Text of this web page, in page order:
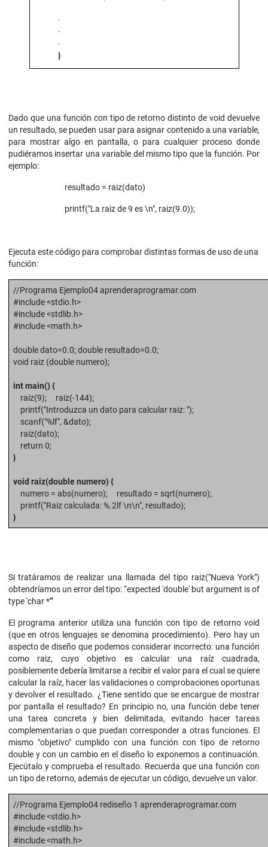
·
·
·
}
Dado que una función con tipo de retorno distinto de void devuelve
un resultado, se pueden usar para asignar contenido a una variable,
para mostrar algo en pantalla, o para cualquier proceso donde
pudiéramos insertar una variable del mismo tipo que la función. Por
ejemplo:
resultado = raiz(dato)
printf("La raiz de 9 es \n", raiz(9.0));
Ejecuta este código para comprobar distintas formas de uso de una
función:
//Programa Ejemplo04 aprenderaprogramar.com
#include <stdio.h>
#include <stdlib.h>
#include <math.h>
double dato=0.0; double resultado=0.0;
void raiz (double numero);
int main() {
raiz(9); raiz(-144);
printf("Introduzca un dato para calcular raiz: ");
scanf("%lf", &dato);
raiz(dato);
return 0;
}
void raiz(double numero) {
numero = abs(numero); resultado = sqrt(numero);
printf("Raiz calculada: %.2lf \n\n", resultado);
}
Si tratáramos de realizar una llamada del tipo raiz("Nueva York")
obtendríamos un error del tipo: “expected 'double' but argument is of
type 'char *'”
El programa anterior utiliza una función con tipo de retorno void
(que en otros lenguajes se denomina procedimiento). Pero hay un
aspecto de diseño que podemos considerar incorrecto: una función
como raiz, cuyo objetivo es calcular una raíz cuadrada,
posiblemente debería limitarse a recibir el valor para el cual se quiere
calcular la raíz, hacer las validaciones o comprobaciones oportunas
y devolver el resultado. ¿Tiene sentido que se encargue de mostrar
por pantalla el resultado? En principio no, una función debe tener
una tarea concreta y bien delimitada, evitando hacer tareas
complementarias o que puedan corresponder a otras funciones. El
mismo "objetivo" cumplido con una función con tipo de retorno
double y con un cambio en el diseño lo exponemos a continuación.
Ejecútalo y comprueba el resultado. Recuerda que una función con
un tipo de retorno, además de ejecutar un código, devuelve un valor.
//Programa Ejemplo04 rediseño 1 aprenderaprogramar.com
#include <stdio.h>
#include <stdlib.h>
#include <math.h>